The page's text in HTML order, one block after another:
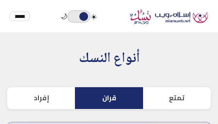
☀️
🌙
أنواع النسك
تمتع قران إفراد